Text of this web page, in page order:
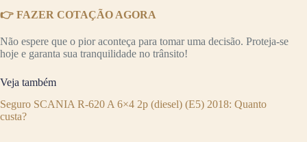
👉 FAZER COTAÇÃO AGORA
Não espere que o pior aconteça para tomar uma decisão. Proteja-se
hoje e garanta sua tranquilidade no trânsito!
Veja também
Seguro SCANIA R-620 A 6×4 2p (diesel) (E5) 2018: Quanto
custa?